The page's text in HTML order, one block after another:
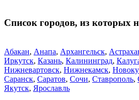
Список городов, из которых
Абакан, Анапа, Архангельск,
Иркутск, Казань, Калининград,
Нижневартовск, Нижнекамск,
Саранск, Саратов, Сочи, Ставрополь,
Якутск, Ярославль